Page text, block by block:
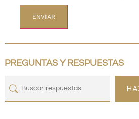
PREGUNTAS Y RESPUESTAS